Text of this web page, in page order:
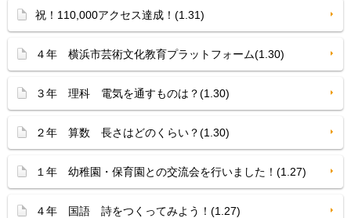
祝！110,000アクセス達成！(1.31)
４年 横浜市芸術文化教育プラットフォーム(1.30)
３年 理科 電気を通すものは？(1.30)
２年 算数 長さはどのくらい？(1.30)
１年 幼稚園・保育園との交流会を行いました！(1.27)
４年 国語 詩をつくってみよう！(1.27)